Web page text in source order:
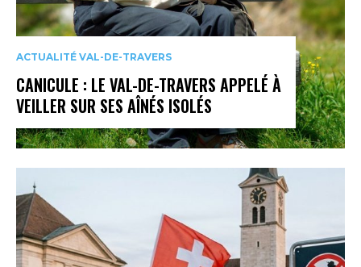
ACTUALITÉ VAL-DE-TRAVERS
CANICULE : LE VAL-DE-TRAVERS APPELÉ À
VEILLER SUR SES AÎNÉS ISOLÉS